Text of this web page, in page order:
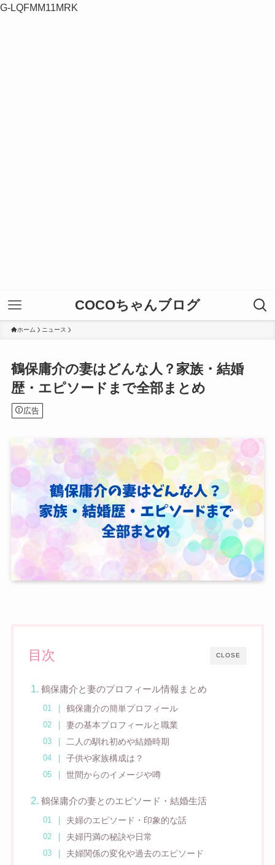
G-LQFMM11MRK
COCOちゃんブログ
ホーム ニュース
鶴保庸介の妻はどんな人？家族・結婚
歴・エピソードまで全部まとめ
広告
CLOSE
目次
鶴保庸介と妻のプロフィール情報まとめ
鶴保庸介の簡単プロフィール
妻の基本プロフィールと職業
二人の馴れ初めや結婚時期
子供や家族構成は？
世間からのイメージや噂
鶴保庸介の妻とのエピソード・結婚生活
夫婦のエピソード・印象的な話
夫婦円満の秘訣や日常
夫婦関係の変化や過去のエピソード